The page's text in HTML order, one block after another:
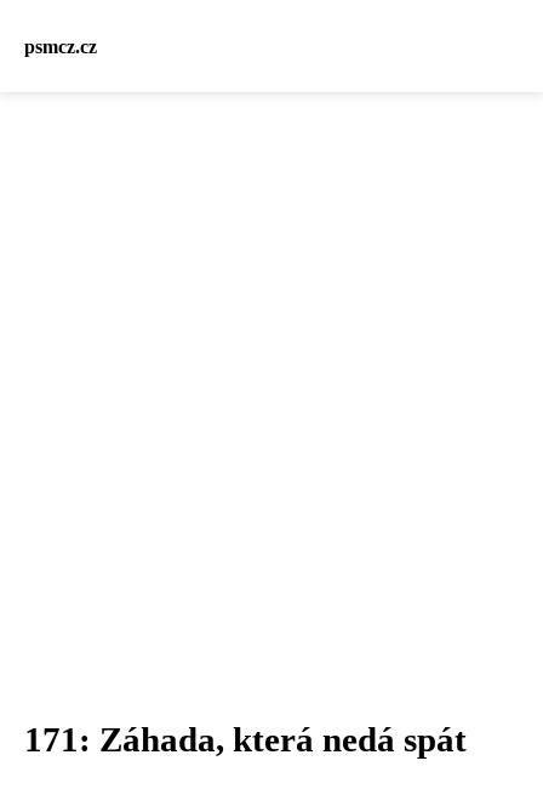
psmcz.cz
171: Záhada, která nedá spát